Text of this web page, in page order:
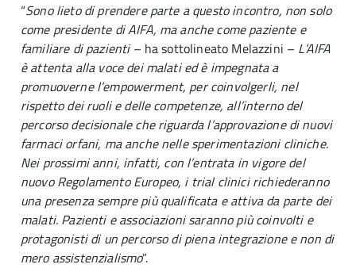
“Sono lieto di prendere parte a questo incontro, non solo
come presidente di AIFA, ma anche come paziente e
familiare di pazienti– ha sottolineato Melazzini – L’AIFA
è attenta alla voce dei malati ed è impegnata a
promuoverne l’empowerment, per coinvolgerli, nel
rispetto dei ruoli e delle competenze, all’interno del
percorso decisionale che riguarda l’approvazione di nuovi
farmaci orfani, ma anche nelle sperimentazioni cliniche.
Nei prossimi anni, infatti, con l’entrata in vigore del
nuovo Regolamento Europeo, i trial clinici richiederanno
una presenza sempre più qualificata e attiva da parte dei
malati. Pazienti e associazioni saranno più coinvolti e
protagonisti di un percorso di piena integrazione e non di
mero assistenzialismo”.